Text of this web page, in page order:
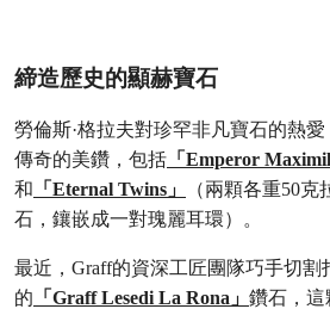
締造歷史的顯赫寶石
勞倫斯·格拉夫對珍罕非凡寶石的熱
傳奇的美鑽，包括 「Emperor
和 「Eternal Twins」
（兩顆各重50
石，鑲嵌成一對瑰麗耳環）。
最近，Graff的資深工匠團隊巧手切割
的 「Graff Lesedi La Rona」 鑽石，這